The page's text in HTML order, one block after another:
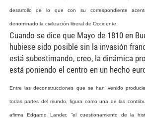
desarrollo de lo que con su correspondiente
denominado la civilización liberal de Occidente.
Cuando se dice que Mayo de 1810 en
hubiese sido posible sin la invasión
está subestimando, creo, la dinámica
está poniendo el centro en un hecho
Entre las deconstrucciones que se han venido
todas partes del mundo, figura como una de las
afirma Edgardo Lander, “el cuestionamiento de la